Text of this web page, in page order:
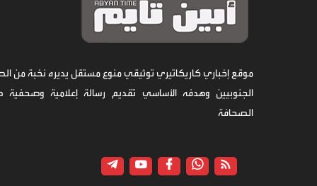
موقع إخباري كاريكاتيري توثيقي منوع مستقل يديره نخبة من
الجنوبيين وهدفه الأساسي تقديم رسالة إعلامية
الصحافة